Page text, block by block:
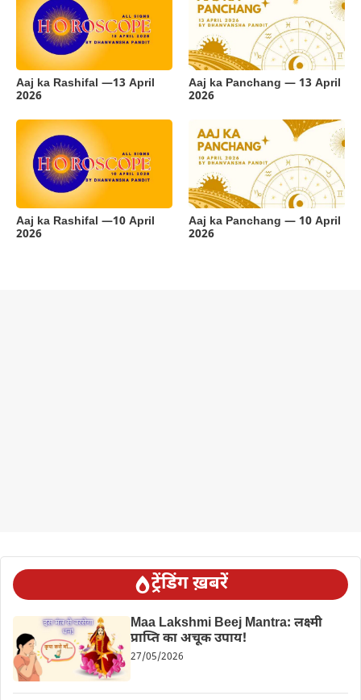
Aaj ka Rashifal —13 April
2026
Aaj ka Panchang — 13 April
2026
Aaj ka Rashifal —10 April
2026
Aaj ka Panchang — 10 April
2026
ट्रेंडिंग ख़बरें
Maa Lakshmi Beej Mantra: लक्ष्मी
प्राप्ति का अचूक उपाय!
27/05/2026